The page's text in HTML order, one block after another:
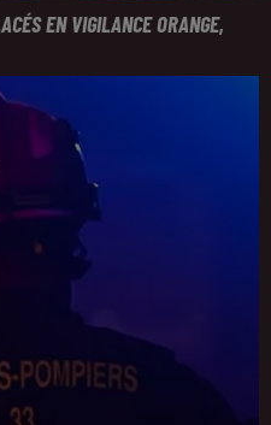
EN VIGILANCE ORANGE,